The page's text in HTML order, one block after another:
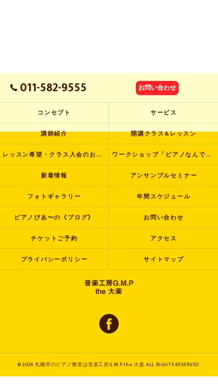
011-582-9555 お問い合わせ
コンセプト サービス
講師紹介 開講クラス&レッスン
レッスン希望・クラス入会のお申し込み ワークショップ「ピアノなんでも塾」
新着情報 アンサンブルセミナー
フォトギャラリー 年間スケジュール
ピアノぴあ〜の《ブログ》 お問い合わせ
チケットご予約 アクセス
プライバシーポリシー サイトマップ
© 2026 札幌市のピアノ教室は音楽工房G.M.P the 大楽 ALL RIGHTS RESERVED.